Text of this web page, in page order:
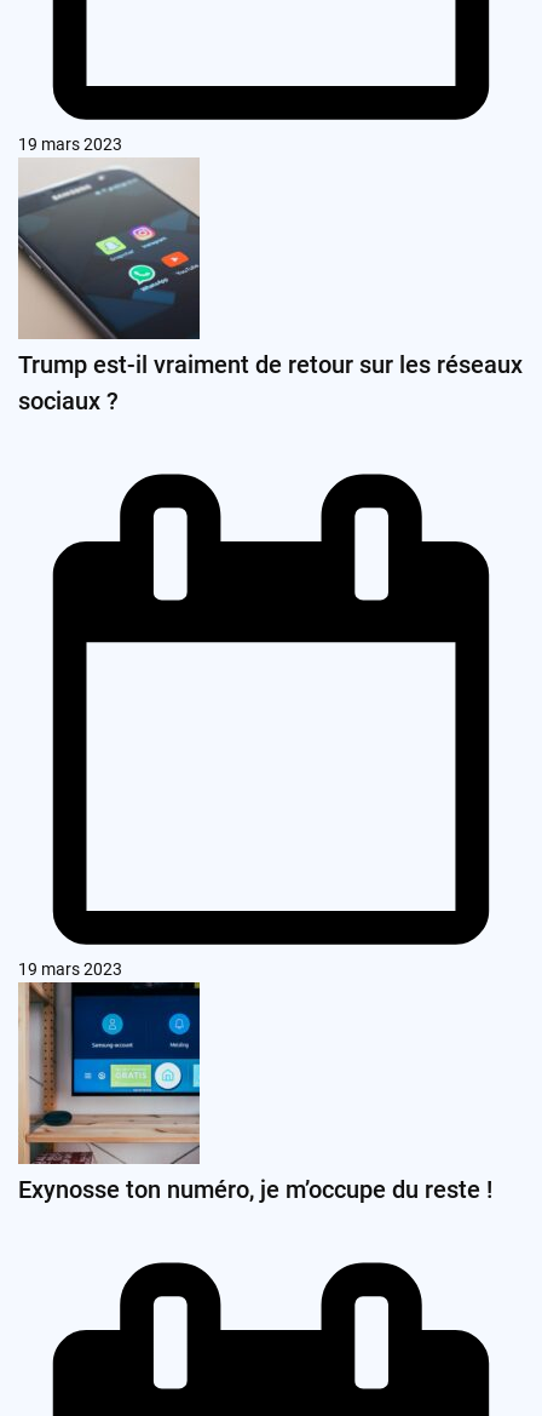
19 mars 2023
Trump est-il vraiment de retour sur les réseaux
sociaux ?
19 mars 2023
Exynosse ton numéro, je m’occupe du reste !